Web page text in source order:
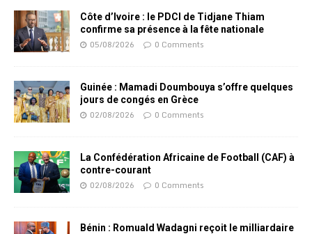
Côte d’Ivoire : le PDCI de Tidjane Thiam
confirme sa présence à la fête nationale
05/08/2026 0 Comments
Guinée : Mamadi Doumbouya s’offre quelques
jours de congés en Grèce
02/08/2026 0 Comments
La Confédération Africaine de Football (CAF) à
contre-courant
02/08/2026 0 Comments
Bénin : Romuald Wadagni reçoit le milliardaire